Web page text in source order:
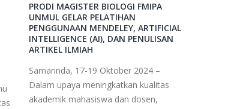
PRODI MAGISTER BIOLOGI FMIPA
UNMUL GELAR PELATIHAN
PENGGUNAAN MENDELEY, ARTIFICIAL
INTELLIGENCE (AI), DAN PENULISAN
ARTIKEL ILMIAH
Samarinda, 17-19 Oktober 2024 –
Dalam upaya meningkatkan kualitas
akademik mahasiswa dan dosen,